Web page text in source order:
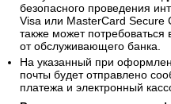
безопасного проведения
Visa или MasterCard Secure
также может
от обслуживающего банка.
На указанный при
почты будет отправлено
платежа и электронный